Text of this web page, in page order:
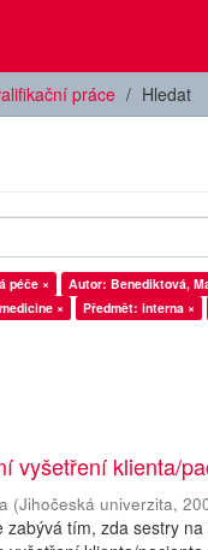
práce Hledat
péče × Autor: Benediktová,
× Předmět: interna ×
vyšetření klienta/
(Jihočeská univerzita,
zabývá tím, zda sestry